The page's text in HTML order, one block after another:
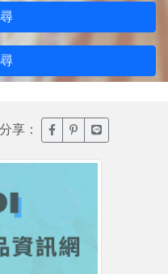
分享： 臉書分享(另開新視窗)
噗浪分享(另開新
Line分享(另